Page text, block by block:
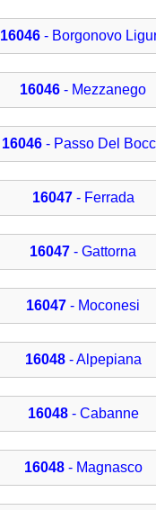
16046 - Borgonovo
16046 - Mezzanego
16046 - Passo Del
16047- Ferrada
16047 - Gattorna
16047 - Moconesi
16048- Alpepiana
16048- Cabanne
16048- Magnasco